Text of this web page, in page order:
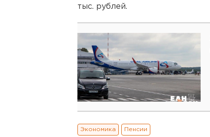
тыс. рублей.
Экономика Пенсии